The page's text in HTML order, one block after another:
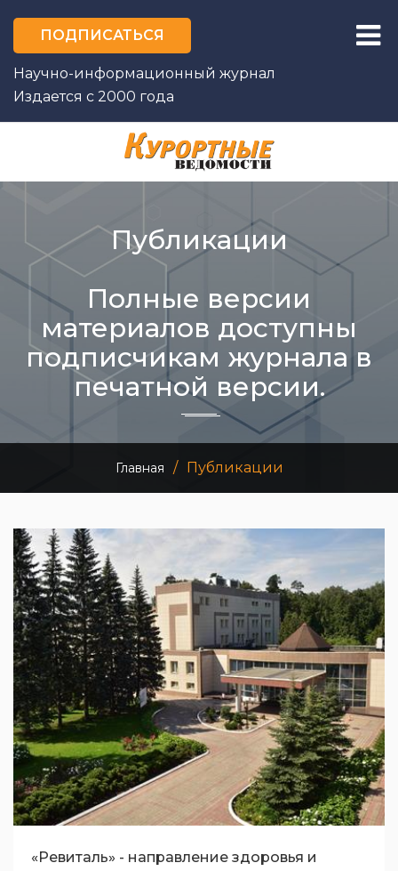
ПОДПИСАТЬСЯ
Научно-информационный журнал
Издается с 2000 года
РЕДАКЦИЯ
ФОТОКОНКУРС
ПРОЕКТЫ
АВТОРЫ
КОНТАКТЫ
Публикации
Полные версии
материалов доступны
подписчикам журнала в
печатной версии.
Главная / Публикации
«Ревиталь» - направление здоровья и